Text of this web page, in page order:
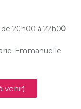
de 20h00 à 22h00
Emmanuelle
venir)